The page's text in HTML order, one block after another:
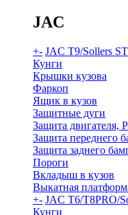
JAC
+- JAC T9/Sollers
Кунги
Крышки кузова
Фаркоп
Ящик в кузов
Защитные дуги
Защита
Защита переднего
Защита заднего
Пороги
Вкладыш в кузов
Выкатная
+- JAC T6/T8PRO/
Кунги